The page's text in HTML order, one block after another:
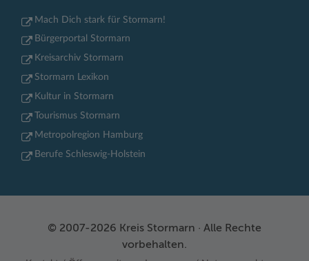
Mach Dich stark für Stormarn!
Bürgerportal Stormarn
Kreisarchiv Stormarn
Stormarn Lexikon
Kultur in Stormarn
Tourismus Stormarn
Metropolregion Hamburg
Berufe Schleswig-Holstein
© 2007-2026 Kreis Stormarn · Alle Rechte
vorbehalten.